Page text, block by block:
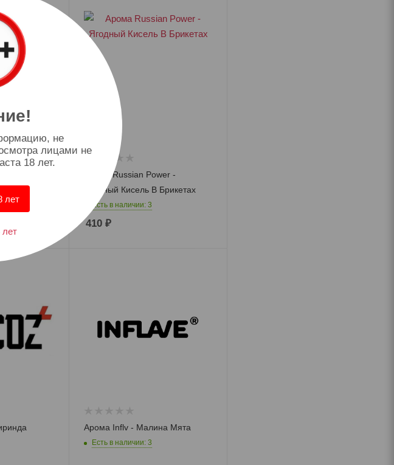
Арома Russian Power -
Ягодный Кисель В Брикетах
Есть в наличии: 3
410 ₽
Арома Inflv - Малина Мята
Есть в наличии: 3
напитки
не
лицами не
18 лет.
лет
лет